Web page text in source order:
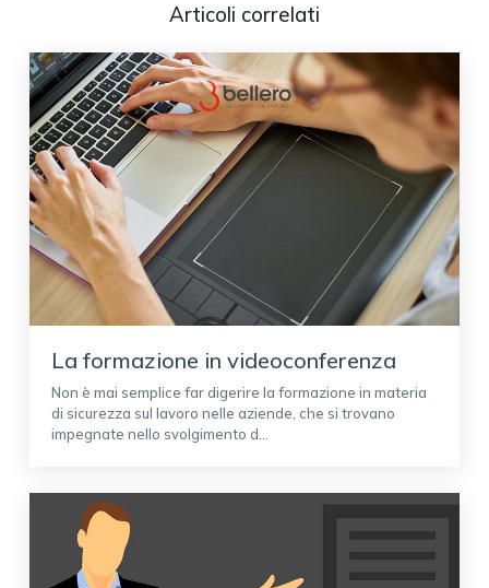
Articoli correlati
La formazione in videoconferenza
Non è mai semplice far digerire la formazione in materia
di sicurezza sul lavoro nelle aziende, che si trovano
impegnate nello svolgimento d...